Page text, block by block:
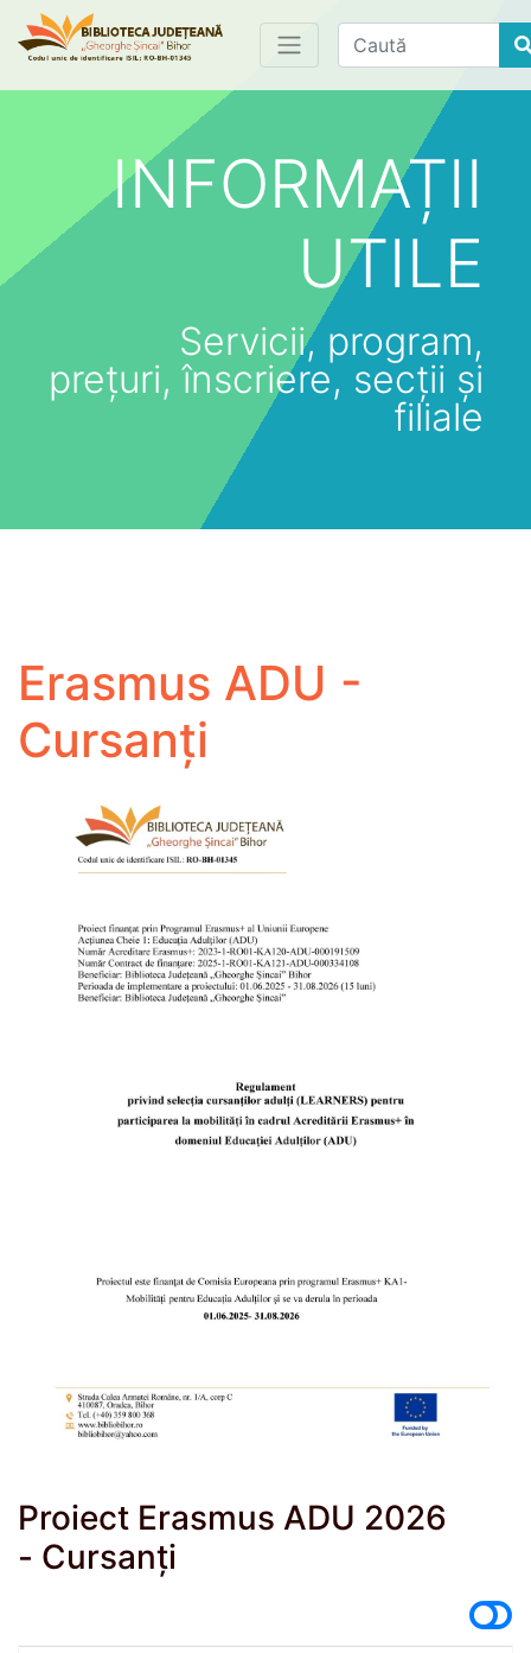
Find
INFORMAȚII
UTILE
Servicii, program,
prețuri, înscriere, secții și
filiale
Erasmus ADU -
Cursanți
Proiect Erasmus ADU 2026
- Cursanți